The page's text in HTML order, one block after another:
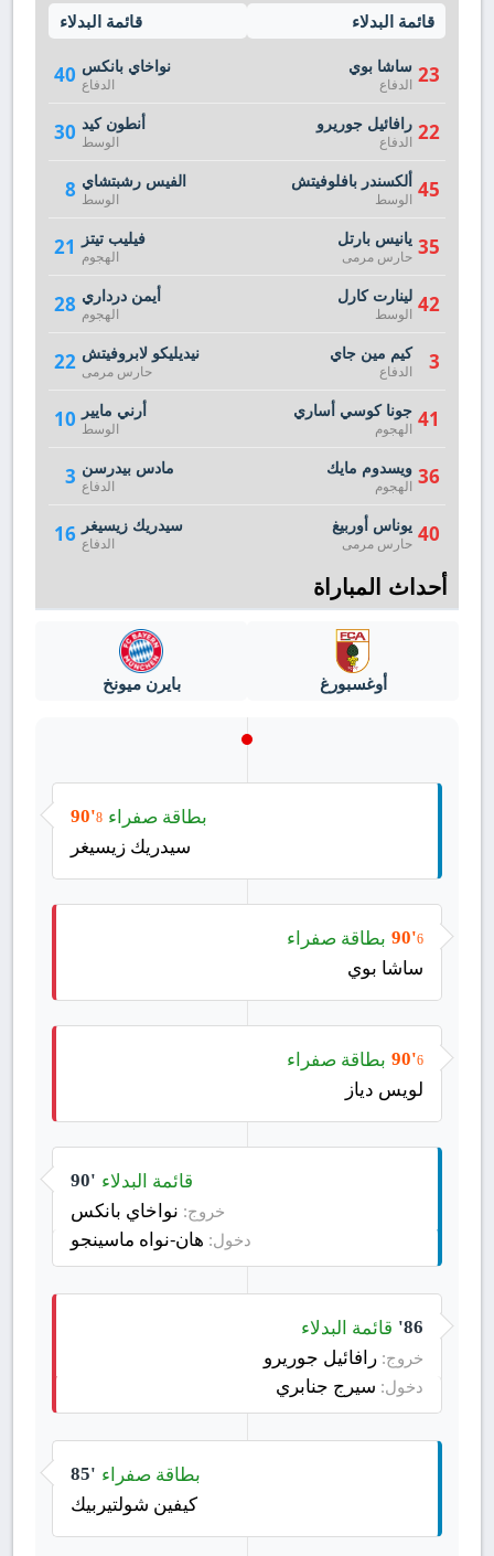
قائمة البدلاء
40 نواخاي بانكس
الدفاع
30 أنطون كيد
الوسط
8 الفيس رشبتشاي
الوسط
21 فيليب تيتز
الهجوم
28 أيمن درداري
الهجوم
22 نيديليكو لابروفيتش
حارس مرمى
10 أرني مايير
الوسط
3 مادس بيدرسن
الدفاع
16 سيدريك زيسيغر
الدفاع
قائمة البدلاء
23 ساشا بوي
الدفاع
22 رافائيل جوريرو
الدفاع
45 ألكسندر بافلوفيتش
الوسط
35 يانيس بارتل
حارس مرمى
42 لينارت كارل
الوسط
3 كيم مين جاي
الدفاع
41 جونا كوسي أساري
الهجوم
36 ويسدوم مايك
الهجوم
40 يوناس أوربيغ
حارس مرمى
أحداث المباراة
أوغسبورغ بايرن ميونخ
90'8 بطاقة صفراء
سيدريك زيسيغر
90'6
بطاقة صفراء
ساشا بوي
90'6
بطاقة صفراء
لويس دياز
90' قائمة البدلاء
خروج: نواخاي بانكس
دخول: هان-نواه ماسينجو
86' قائمة البدلاء
خروج: رافائيل جوريرو
دخول: سيرج جنابري
85' بطاقة صفراء
كيفين شولتيربيك